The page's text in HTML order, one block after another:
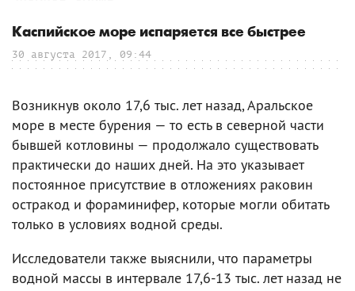
Каспийское море испаряется все быстрее
30 августа 2017, 09:44
Возникнув около 17,6 тыс. лет назад, Аральское
море в месте бурения — то есть в северной части
бывшей котловины — продолжало существовать
практически до наших дней. На это указывает
постоянное присутствие в отложениях раковин
остракод и фораминифер, которые могли обитать
только в условиях водной среды.
Исследователи также выяснили, что параметры
водной массы в интервале 17,6-13 тыс. лет назад не